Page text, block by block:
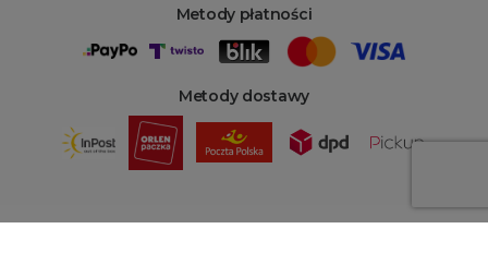
Metody płatności
Metody dostawy